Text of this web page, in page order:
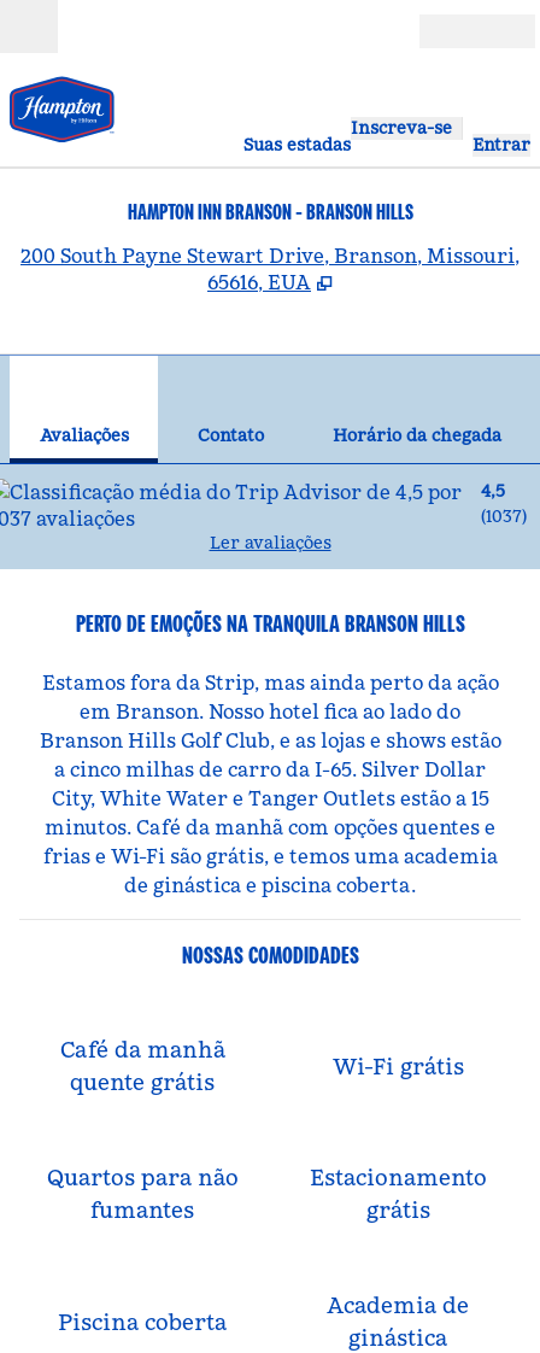
Suas estadas
Inscreva-se
Entrar
HAMPTON INN BRANSON - BRANSON HILLS
200 South Payne Stewart Drive, Branson, Missouri,
65616, EUA
Avaliações Contato
Horário da chegada
4,5
(1037)
Ler avaliações
PERTO DE EMOÇÕES NA TRANQUILA BRANSON HILLS
Estamos fora da Strip, mas ainda perto da ação
em Branson. Nosso hotel fica ao lado do
Branson Hills Golf Club, e as lojas e shows estão
a cinco milhas de carro da I-65. Silver Dollar
City, White Water e Tanger Outlets estão a 15
minutos. Café da manhã com opções quentes e
frias e Wi-Fi são grátis, e temos uma academia
de ginástica e piscina coberta.
NOSSAS COMODIDADES
Café da manhã
quente grátis
Wi-Fi grátis
Quartos para não
fumantes
Estacionamento
grátis
Piscina coberta
Academia de
ginástica